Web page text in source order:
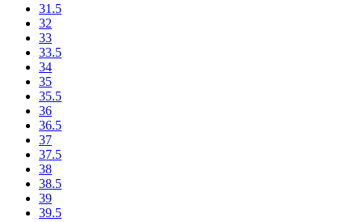
31.5
32
33
33.5
34
35
35.5
36
36.5
37
37.5
38
38.5
39
39.5